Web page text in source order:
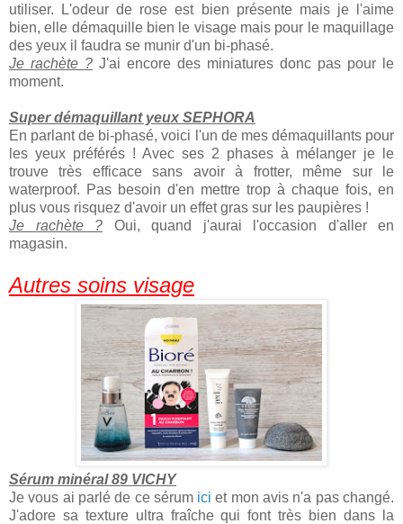
utiliser. L'odeur de rose est bien présente mais je l'aime
bien, elle démaquille bien le visage mais pour le maquillage
des yeux il faudra se munir d'un bi-phasé.
Je rachète ? J'ai encore des miniatures donc pas pour le
moment.
Super démaquillant yeux SEPHORA
En parlant de bi-phasé, voici l'un de mes démaquillants pour
les yeux préférés ! Avec ses 2 phases à mélanger je le
trouve très efficace sans avoir à frotter, même sur le
waterproof. Pas besoin d'en mettre trop à chaque fois, en
plus vous risquez d'avoir un effet gras sur les paupières !
Je rachète ? Oui, quand j'aurai l'occasion d'aller en
magasin.
Autres soins visage
Sérum minéral 89 VICHY
Je vous ai parlé de ce sérum ici et mon avis n'a pas changé.
J'adore sa texture ultra fraîche qui font très bien dans la